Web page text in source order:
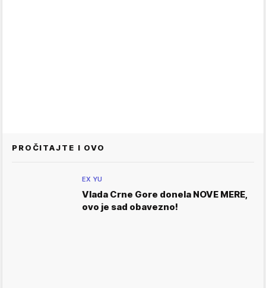
PROČITAJTE I OVO
EX YU
Vlada Crne Gore donela NOVE MERE,
ovo je sad obavezno!